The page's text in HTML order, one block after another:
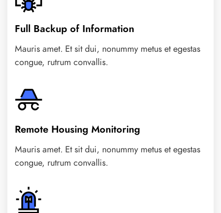
Full Backup of Information
Mauris amet. Et sit dui, nonummy metus et egestas
congue, rutrum convallis.
Remote Housing Monitoring
Mauris amet. Et sit dui, nonummy metus et egestas
congue, rutrum convallis.